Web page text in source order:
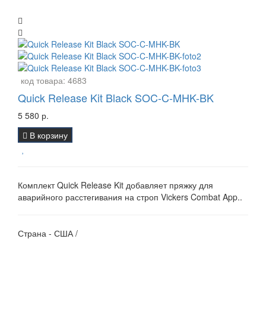
код товара: 4683
Quick Release Kit Black SOC-C-MHK-BK
5 580 р.
В корзину
Комплект Quick Release Kit добавляет пряжку для
аварийного расстегивания на строп Vickers Combat App..
Страна - США /